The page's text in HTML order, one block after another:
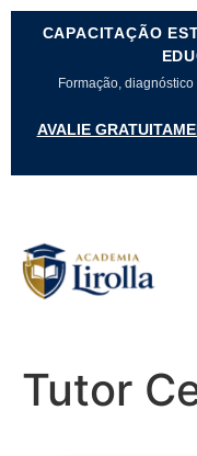
CAPACITAÇÃO
Formação,
AVALIE
Tutor